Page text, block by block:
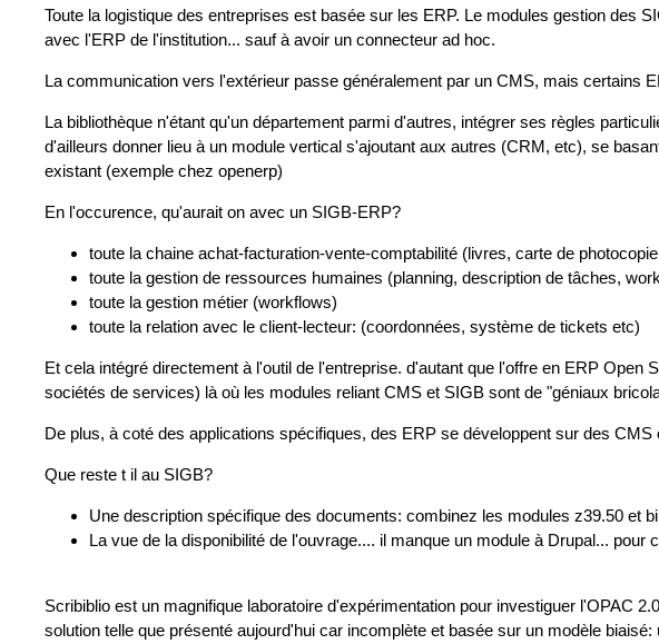
Toute la logistique des entreprises est basée sur les ERP. Le modules gestion des
avec l'ERP de l'institution... sauf à avoir un connecteur ad hoc.
La communication vers l'extérieur passe généralement par un CMS, mais certains
La bibliothèque n'étant qu'un département parmi d'autres, intégrer ses règles
d'ailleurs donner lieu à un module vertical s'ajoutant aux autres (CRM, etc), se
existant (exemple chez openerp)
En l'occurence, qu'aurait on avec un SIGB-ERP?
toute la chaine achat-facturation-vente-comptabilité (livres, carte de
toute la gestion de ressources humaines (planning, description de tâches,
toute la gestion métier (workflows)
toute la relation avec le client-lecteur: (coordonnées, système de tickets etc)
Et cela intégré directement à l'outil de l'entreprise. d'autant que l'offre en ERP
sociétés de services) là où les modules reliant CMS et SIGB sont de "géniaux
De plus, à coté des applications spécifiques, des ERP se développent sur des
Que reste t il au SIGB?
Une description spécifique des documents: combinez les modules z39.50 et
La vue de la disponibilité de l'ouvrage.... il manque un module à Drupal... pour
Scribiblio est un magnifique laboratoire d'expérimentation pour investiguer l'OPAC
solution telle que présenté aujourd'hui car incomplète et basée sur un modèle